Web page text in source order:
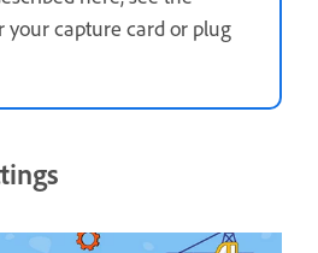
capture card or plug